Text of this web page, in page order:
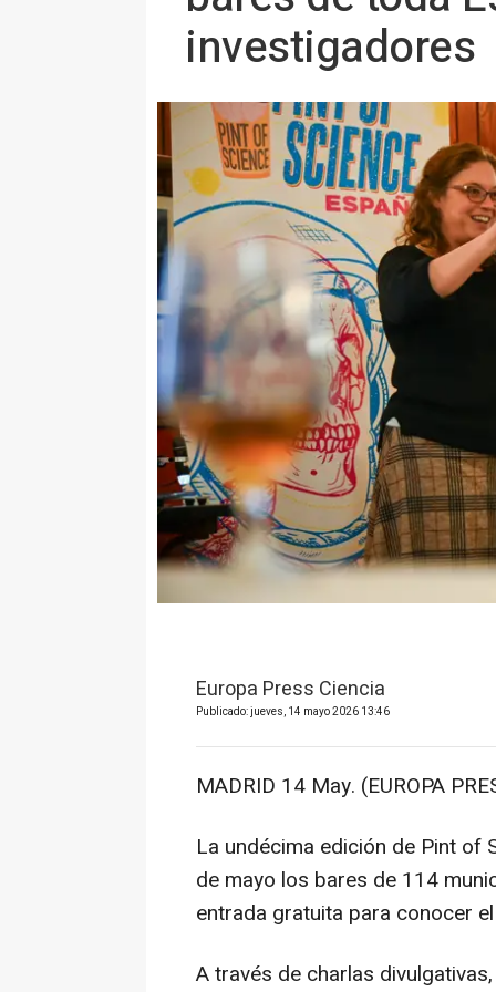
investigadores
Europa Press Ciencia
Publicado: jueves, 14 mayo 2026 13:46
MADRID 14 May. (EUROPA
La undécima edición de Pint
de mayo los bares de 114
entrada gratuita para conocer
A través de charlas